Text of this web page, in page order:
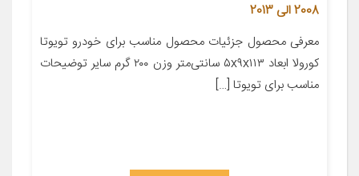
2008 الی 2013
معرفی محصول جزئیات محصول مناسب برای خودرو تویوتا
کورولا ابعاد ۵x۹x۱۱۳ سانتی‌متر وزن ۲۰۰ گرم سایر توضیحات
مناسب برای تویوتا […]